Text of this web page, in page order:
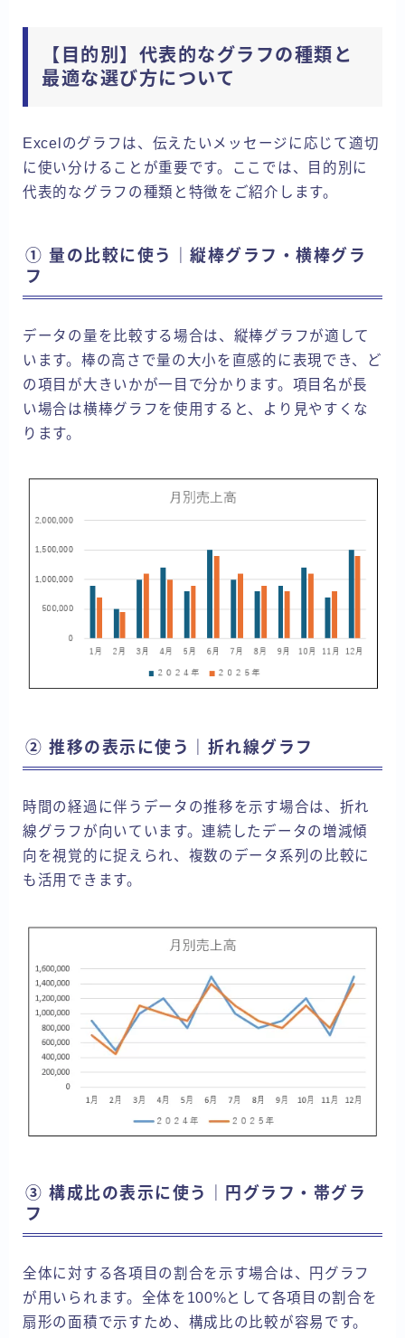
【目的別】代表的なグラフの種類と
最適な選び方について
Excelのグラフは、伝えたいメッセージに応じて適切
に使い分けることが重要です。ここでは、目的別に
代表的なグラフの種類と特徴をご紹介します。
① 量の比較に使う｜縦棒グラフ・横棒グラ
フ
データの量を比較する場合は、縦棒グラフが適して
います。棒の高さで量の大小を直感的に表現でき、ど
の項目が大きいかが一目で分かります。項目名が長
い場合は横棒グラフを使用すると、より見やすくな
ります。
② 推移の表示に使う｜折れ線グラフ
時間の経過に伴うデータの推移を示す場合は、折れ
線グラフが向いています。連続したデータの増減傾
向を視覚的に捉えられ、複数のデータ系列の比較に
も活用できます。
③ 構成比の表示に使う｜円グラフ・帯グラ
フ
全体に対する各項目の割合を示す場合は、円グラフ
が用いられます。全体を100%として各項目の割合を
扇形の面積で示すため、構成比の比較が容易です。